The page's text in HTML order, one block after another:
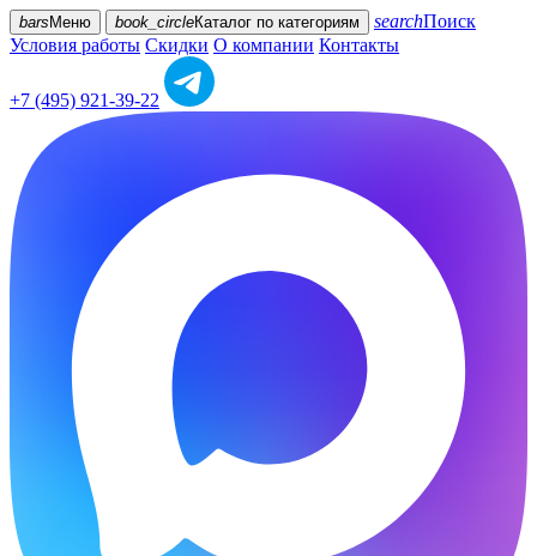
bars Меню book_circleКаталог по категориям searchПоиск
Условия работы Скидки О компании Контакты
+7 (495) 921-39-22